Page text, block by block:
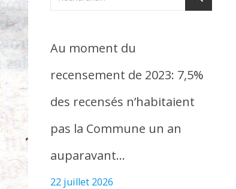
Au moment du
recensement de 2023: 7,5%
des recensés n’habitaient
pas la Commune un an
auparavant…
22 juillet 2026